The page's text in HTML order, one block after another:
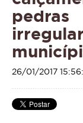
pedras
26/01/2017